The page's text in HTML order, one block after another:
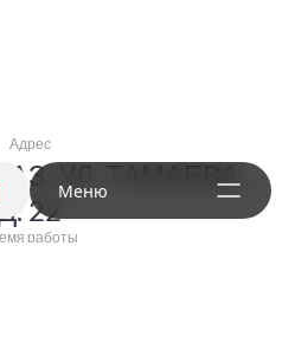
Меню
Адрес
УЛ. ТАМАЕВА,
22
работы